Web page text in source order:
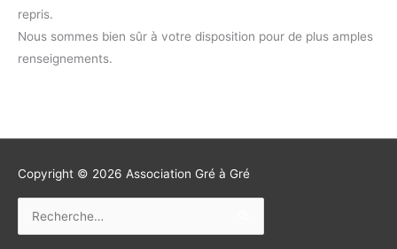
repris.
Nous sommes bien sûr à votre disposition pour de plus amples
renseignements.
Copyright © 2026 Association Gré à Gré